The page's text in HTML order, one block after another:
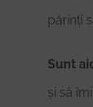
părinți
Sunt
și să